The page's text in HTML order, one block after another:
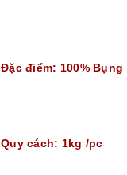
Đặc điểm: 100%
Quy cách: 1kg /pc